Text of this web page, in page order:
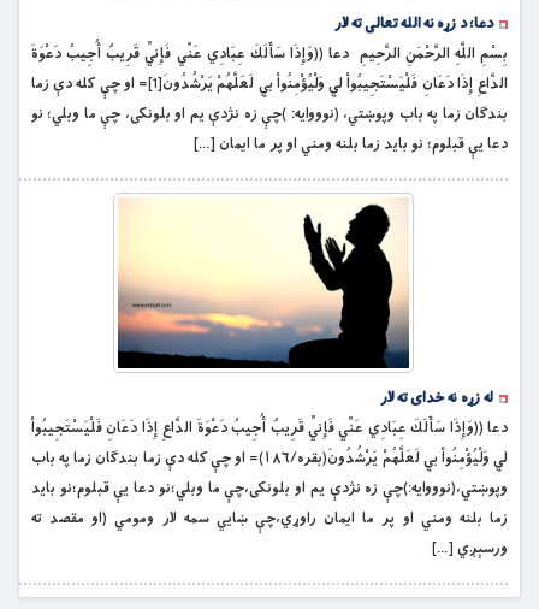
دعا؛ د زړه نه الله تعالی ته لار
بِسْمِ اللَّهِ الرَّحْمَنِ الرَّحِيمِ دعا ((وَإِذَا سَأَلَكَ عِبَادِي عَنِّي فَإِنِّي قَرِيبٌ أُجِيبُ دَعْوَةَ
الدَّاعِ إِذَا دَعَانِ فَلْيَسْتَجِيبُواْ لِي وَلْيُؤْمِنُواْ بِي لَعَلَّهُمْ يَرْشُدُونَ[1]= او چې کله دې زما
بندګان زما په باب وپوښتي، (نوووايه: )چې زه نژدې يم او بلونكى، چې ما وبلي؛ نو
دعا يې قبلوم؛ نو بايد زما بلنه ومني او پر ما ايمان […]
له زړه نه خداى ته لار
دعا ((وَإِذَا سَأَلَكَ عِبَادِي عَنِّي فَإِنِّي قَرِيبٌ أُجِيبُ دَعْوَةَ الدَّاعِ إِذَا دَعَانِ فَلْيَسْتَجِيبُواْ
لِي وَلْيُؤْمِنُواْ بِي لَعَلَّهُمْ يَرْشُدُونَ(بقره/١٨٦)= او چې کله دې زما بندګان زما په باب
وپوښتي،(نوووايه:)چې زه نژدې يم او بلونكى،چې ما وبلي؛نو دعا يې قبلوم؛نو بايد
زما بلنه ومني او پر ما ايمان راوړي،چې ښايي سمه لار ومومي (او مقصد ته
ورسېږي […]